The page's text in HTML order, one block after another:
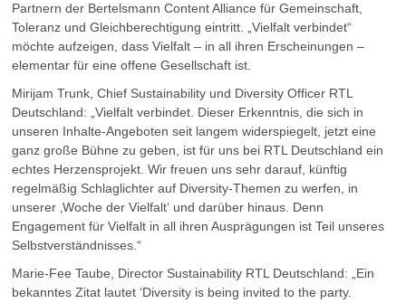
Partnern der Bertelsmann Content Alliance für Gemeinschaft,
Toleranz und Gleichberechtigung eintritt. „Vielfalt verbindet“
möchte aufzeigen, dass Vielfalt – in all ihren Erscheinungen –
elementar für eine offene Gesellschaft ist.
Mirijam Trunk, Chief Sustainability und Diversity Officer RTL
Deutschland: „Vielfalt verbindet. Dieser Erkenntnis, die sich in
unseren Inhalte-Angeboten seit langem widerspiegelt, jetzt eine
ganz große Bühne zu geben, ist für uns bei RTL Deutschland ein
echtes Herzensprojekt. Wir freuen uns sehr darauf, künftig
regelmäßig Schlaglichter auf Diversity-Themen zu werfen, in
unserer ‚Woche der Vielfalt‘ und darüber hinaus. Denn
Engagement für Vielfalt in all ihren Ausprägungen ist Teil unseres
Selbstverständnisses.“
Marie-Fee Taube, Director Sustainability RTL Deutschland: „Ein
bekanntes Zitat lautet ‘Diversity is being invited to the party.